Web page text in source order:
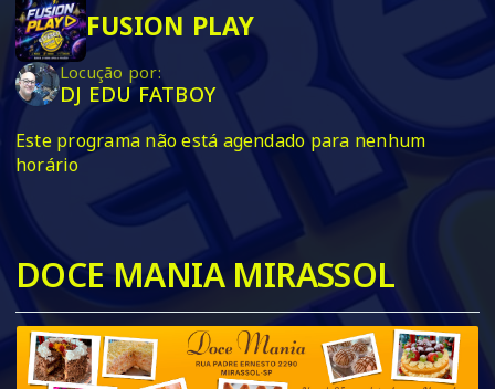
FUSION PLAY
Locução por:
DJ EDU FATBOY
Este programa não está agendado para nenhum
horário
DOCE MANIA MIRASSOL